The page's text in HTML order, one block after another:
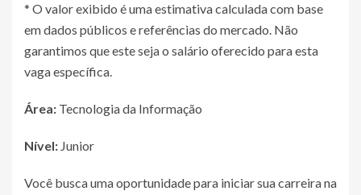
* O valor exibido é uma estimativa calculada com base
em dados públicos e referências do mercado. Não
garantimos que este seja o salário oferecido para esta
vaga específica.
Área: Tecnologia da Informação
Nível: Junior
Você busca uma oportunidade para iniciar sua carreira na